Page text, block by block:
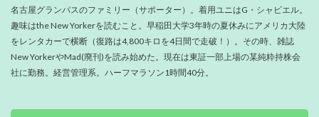
名古屋グランパスのファミリー（サポーター）。着用ユニはG・シャビエル。
趣味はthe New Yorkerを読むこと。早稲田大学3年時の夏休みにアメリカ大陸
をレンタカーで横断（復路は4,800キロを4日間で走破！）。その時、雑誌
New YorkerやMad(廃刊)を読み始めた。現在は東証一部上場の某純粋持株会
社に勤務。経営管理系。ハーフマラソン1時間40分。